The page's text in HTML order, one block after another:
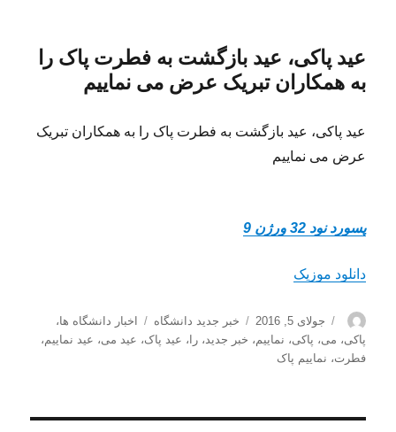
عید پاکی، عید بازگشت به فطرت پاک را
به همکاران تبریک عرض می نماییم
عید پاکی، عید بازگشت به فطرت پاک را به همکاران تبریک
عرض می نماییم
پسورد نود 32 ورژن 9
دانلود موزیک
نویسنده
ارسال
شده
در
جولای 5, 2016 دسته‌ها
خبر جدید دانشگاه برچسب‌ها
اخبار دانشگاه ها،
پاکی، می، پاکی، نماییم، خبر جدید،را ، عید پاک، عید می، عید نماییم،
فطرت، نماییم پاک